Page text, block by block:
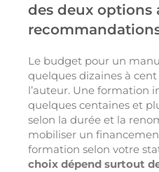
des deux options
Le budget pour un
quelques dizaines à
l’auteur. Une formation
quelques centaines et
selon la durée et la
mobiliser un
formation selon votre
choix dépend surtout